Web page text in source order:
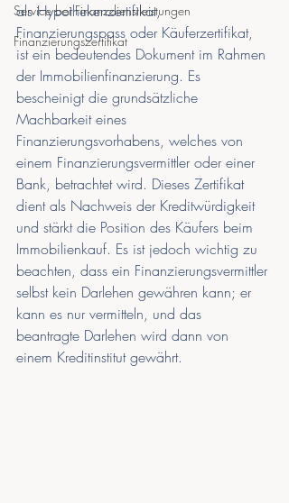
Service bei Finanzdienstleistungen
Finanzierungszertifikat
als Hypothekenzertifikat,
Finanzierungspass oder Käuferzertifikat,
ist ein bedeutendes Dokument im Rahmen
der Immobilienfinanzierung. Es
bescheinigt die grundsätzliche
Machbarkeit eines
Finanzierungsvorhabens, welches von
einem Finanzierungsvermittler oder einer
Bank, betrachtet wird. Dieses Zertifikat
dient als Nachweis der Kreditwürdigkeit
und stärkt die Position des Käufers beim
Immobilienkauf. Es ist jedoch wichtig zu
beachten, dass ein Finanzierungsvermittler
selbst kein Darlehen gewähren kann; er
kann es nur vermitteln, und das
beantragte Darlehen wird dann von
einem Kreditinstitut gewährt.